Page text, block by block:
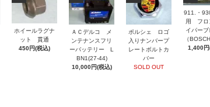
ホイールラグナ
ット 貫通
450円(税込)
ＡＣデルコ メ
ンテナンスフリ
ーバッテリー L
BN1(27-44)
10,000円(税込)
ポルシェ ロゴ
入りナンバープ
レートボルトカ
バー
SOLD OUT
911.・
用 フロ
イパーブ
（
1,400円